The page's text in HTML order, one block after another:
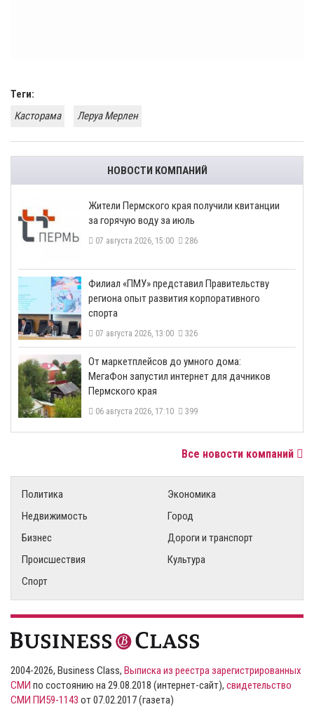
Теги:
Касторама
Леруа Мерлен
НОВОСТИ КОМПАНИЙ
​Жители Пермского края получили квитанции
за горячую воду за июль
07 августа 2026, 15:00 286
​Филиал «ПМУ» представил Правительству
региона опыт развития корпоративного
спорта
07 августа 2026, 13:00 326
От маркетплейсов до умного дома:
МегаФон запустил интернет для дачников
Пермского края
06 августа 2026, 17:10 399
Все новости компаний
Политика
Экономика
Недвижимость
Город
Бизнес
Дороги и транспорт
Происшествия
Культура
Спорт
2004-2026, Business Class, Выписка из реестра зарегистрированных
СМИ по состоянию на 29.08.2018 (интернет-сайт), свидетельство
СМИ ПИ59-1143 от 07.02.2017 (газета)